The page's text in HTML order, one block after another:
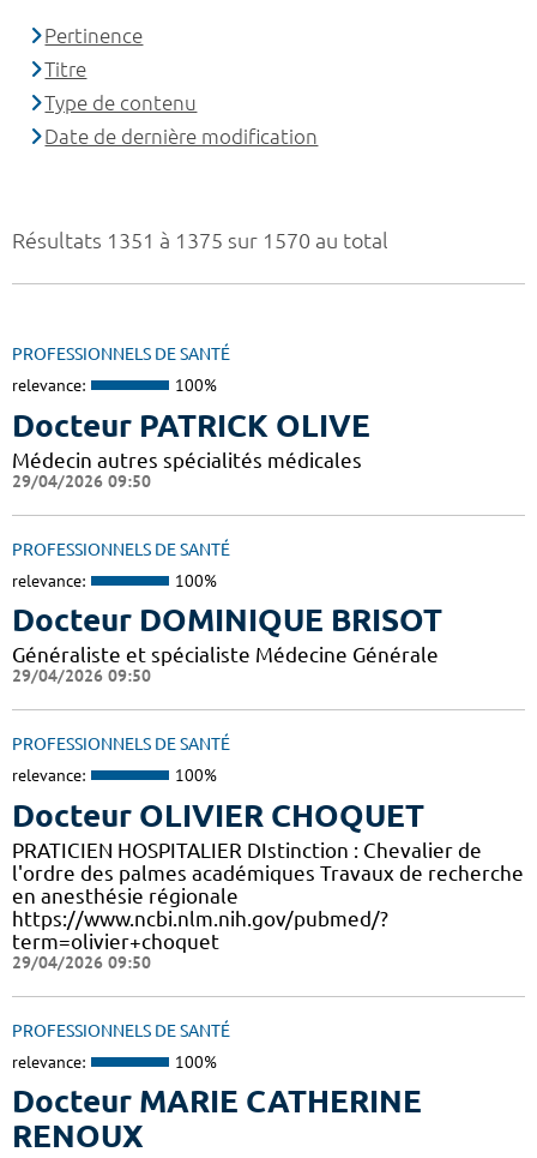
Résultats 1351 à 1375 sur 1570 au total
PROFESSIONNELS DE SANTÉ
relevance: 100%
Docteur PATRICK OLIVE
Médecin autres spécialités médicales
29/04/2026 09:50
PROFESSIONNELS DE SANTÉ
relevance: 100%
Docteur DOMINIQUE BRISOT
Généraliste et spécialiste Médecine Générale
29/04/2026 09:50
PROFESSIONNELS DE SANTÉ
relevance: 100%
Docteur OLIVIER CHOQUET
PRATICIEN HOSPITALIER DIstinction : Chevalier de
l'ordre des palmes académiques Travaux de recherche
en anesthésie régionale
https://www.ncbi.nlm.nih.gov/pubmed/?
term=olivier+choquet
29/04/2026 09:50
PROFESSIONNELS DE SANTÉ
relevance: 100%
Docteur MARIE CATHERINE
RENOUX
Pertinence
Titre
Type de contenu
Date de dernière modification